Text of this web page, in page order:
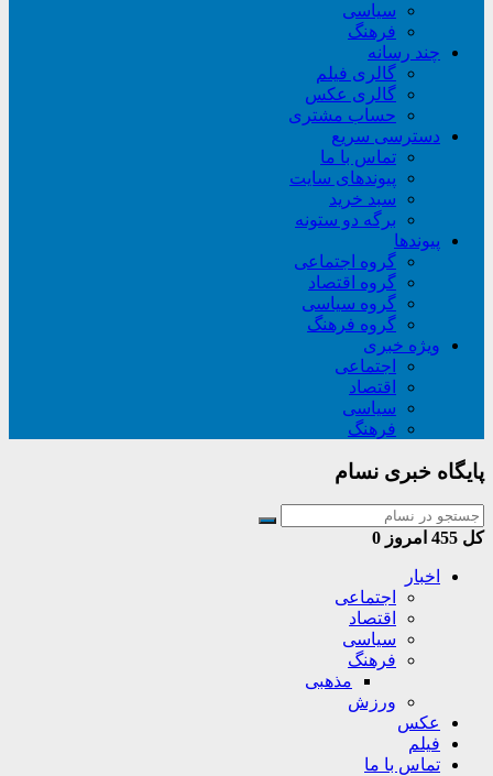
سیاسی
فرهنگ
چند رسانه
گالری فیلم
گالری عکس
حساب مشتری
دسترسی سریع
تماس با ما
پیوندهای سایت
سبد خريد
برگه دو ستونه
پیوندها
گروه اجتماعی
گروه اقتصاد
گروه سیاسی
گروه فرهنگ
ویژه خبری
اجتماعی
اقتصاد
سیاسی
فرهنگ
پایگاه خبری نسام
کل امروز 0
اخبار
اجتماعی
اقتصاد
سیاسی
فرهنگ
مذهبی
ورزش
عکس
فیلم
تماس با ما